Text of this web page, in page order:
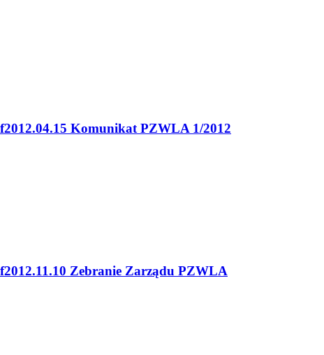
2012.04.15 Komunikat PZWLA 1/2012
2012.11.10 Zebranie Zarządu PZWLA